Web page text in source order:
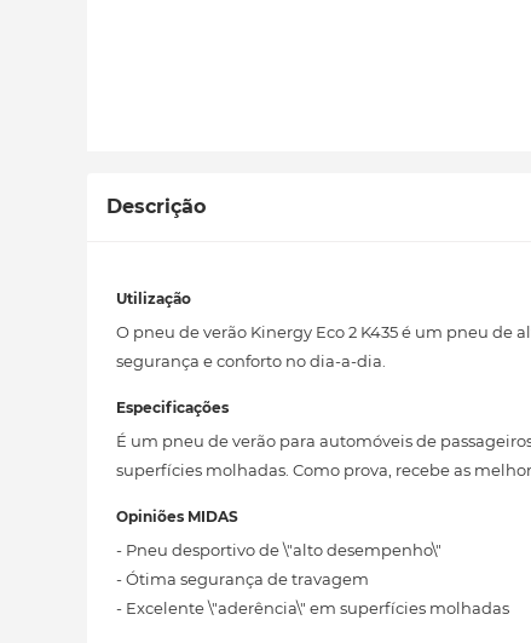
Descrição
Utilização
O pneu de verão Kinergy Eco 2 K435 é um pneu
segurança e conforto no dia-a-dia.
Especificações
É um pneu de verão para automóveis de
superfícies molhadas. Como prova, recebe as
Opiniões MIDAS
- Pneu desportivo de \"alto desempenho\"
- Ótima segurança de travagem
- Excelente \"aderência\" em superfícies molhadas